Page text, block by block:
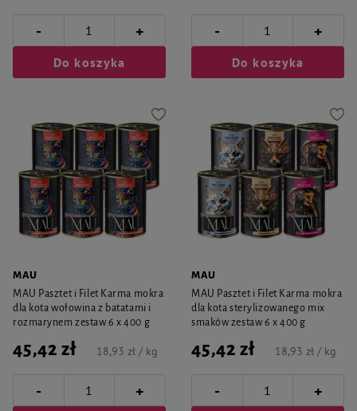
- +
Do koszyka
- +
Do koszyka
MAU
MAU Pasztet i Filet Karma mokra
dla kota wołowina z batatami i
rozmarynem zestaw 6 x 400 g
45,42 zł 18,93 zł / kg
- +
MAU
MAU Pasztet i Filet Karma mokra
dla kota sterylizowanego mix
smaków zestaw 6 x 400 g
45,42 zł 18,93 zł / kg
- +